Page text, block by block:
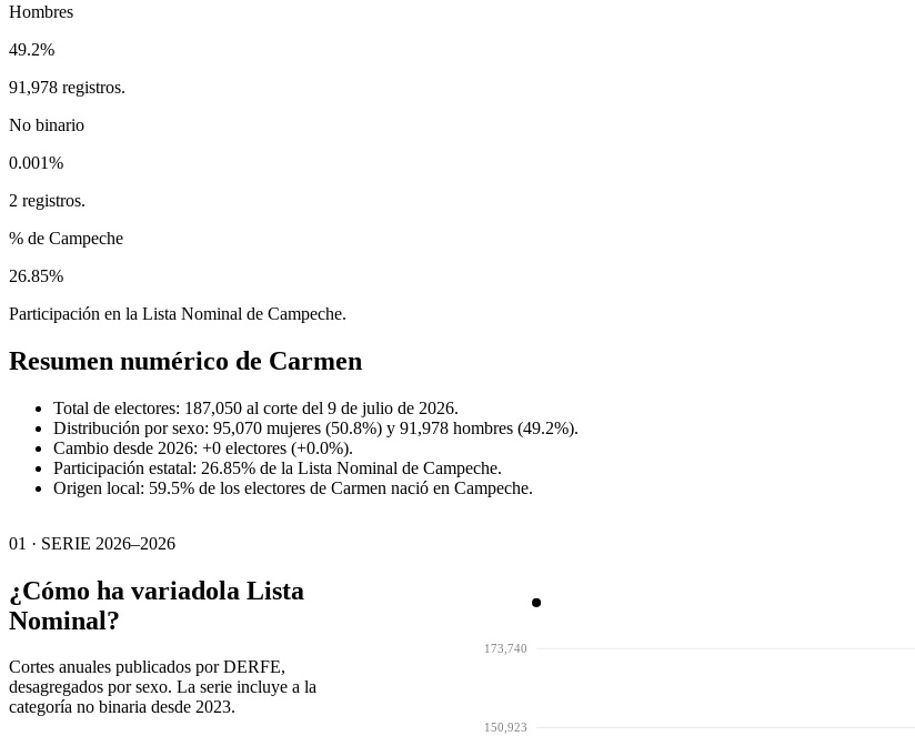
Hombres
49.2%
91,978 registros.
No binario
0.001%
2 registros.
% de Campeche
26.85%
Participación en la Lista Nominal de Campeche.
Resumen numérico de Carmen
Total de electores: 187,050 al corte del 9 de julio de 2026.
Distribución por sexo: 95,070 mujeres (50.8%) y 91,978 hombres (49.2%).
Cambio desde 2026: +0 electores (+0.0%).
Participación estatal: 26.85% de la Lista Nominal de Campeche.
Origen local: 59.5% de los electores de Carmen nació en Campeche.
01 · SERIE 2026–2026
¿Cómo ha variadola Lista
Nominal?
Cortes anuales publicados por DERFE,
desagregados por sexo. La serie incluye a la
categoría no binaria desde 2023.
150,923
173,740